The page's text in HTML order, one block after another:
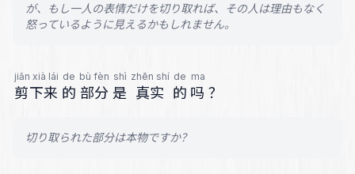
が、もし一人の表情だけを切り取れば、その人は理由もなく
怒っているように見えるかもしれません。
jiǎn xià lái
剪下来
de
的
bù fèn
部分
shì
是
zhēn shí
真实
de
的
ma
吗 ？
切り取られた部分は本物ですか？